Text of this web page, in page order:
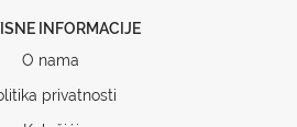
INFORMACIJE
O nama
privatnosti